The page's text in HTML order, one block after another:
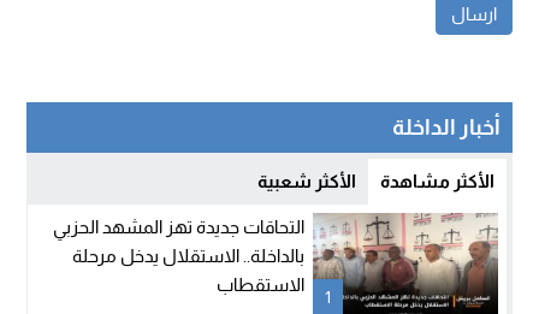
أخبار الداخلة
الأكثر مشاهدة الأكثر شعبية
1
التحاقات جديدة تهز المشهد الحزبي
بالداخلة.. الاستقلال يدخل مرحلة
الاستقطاب